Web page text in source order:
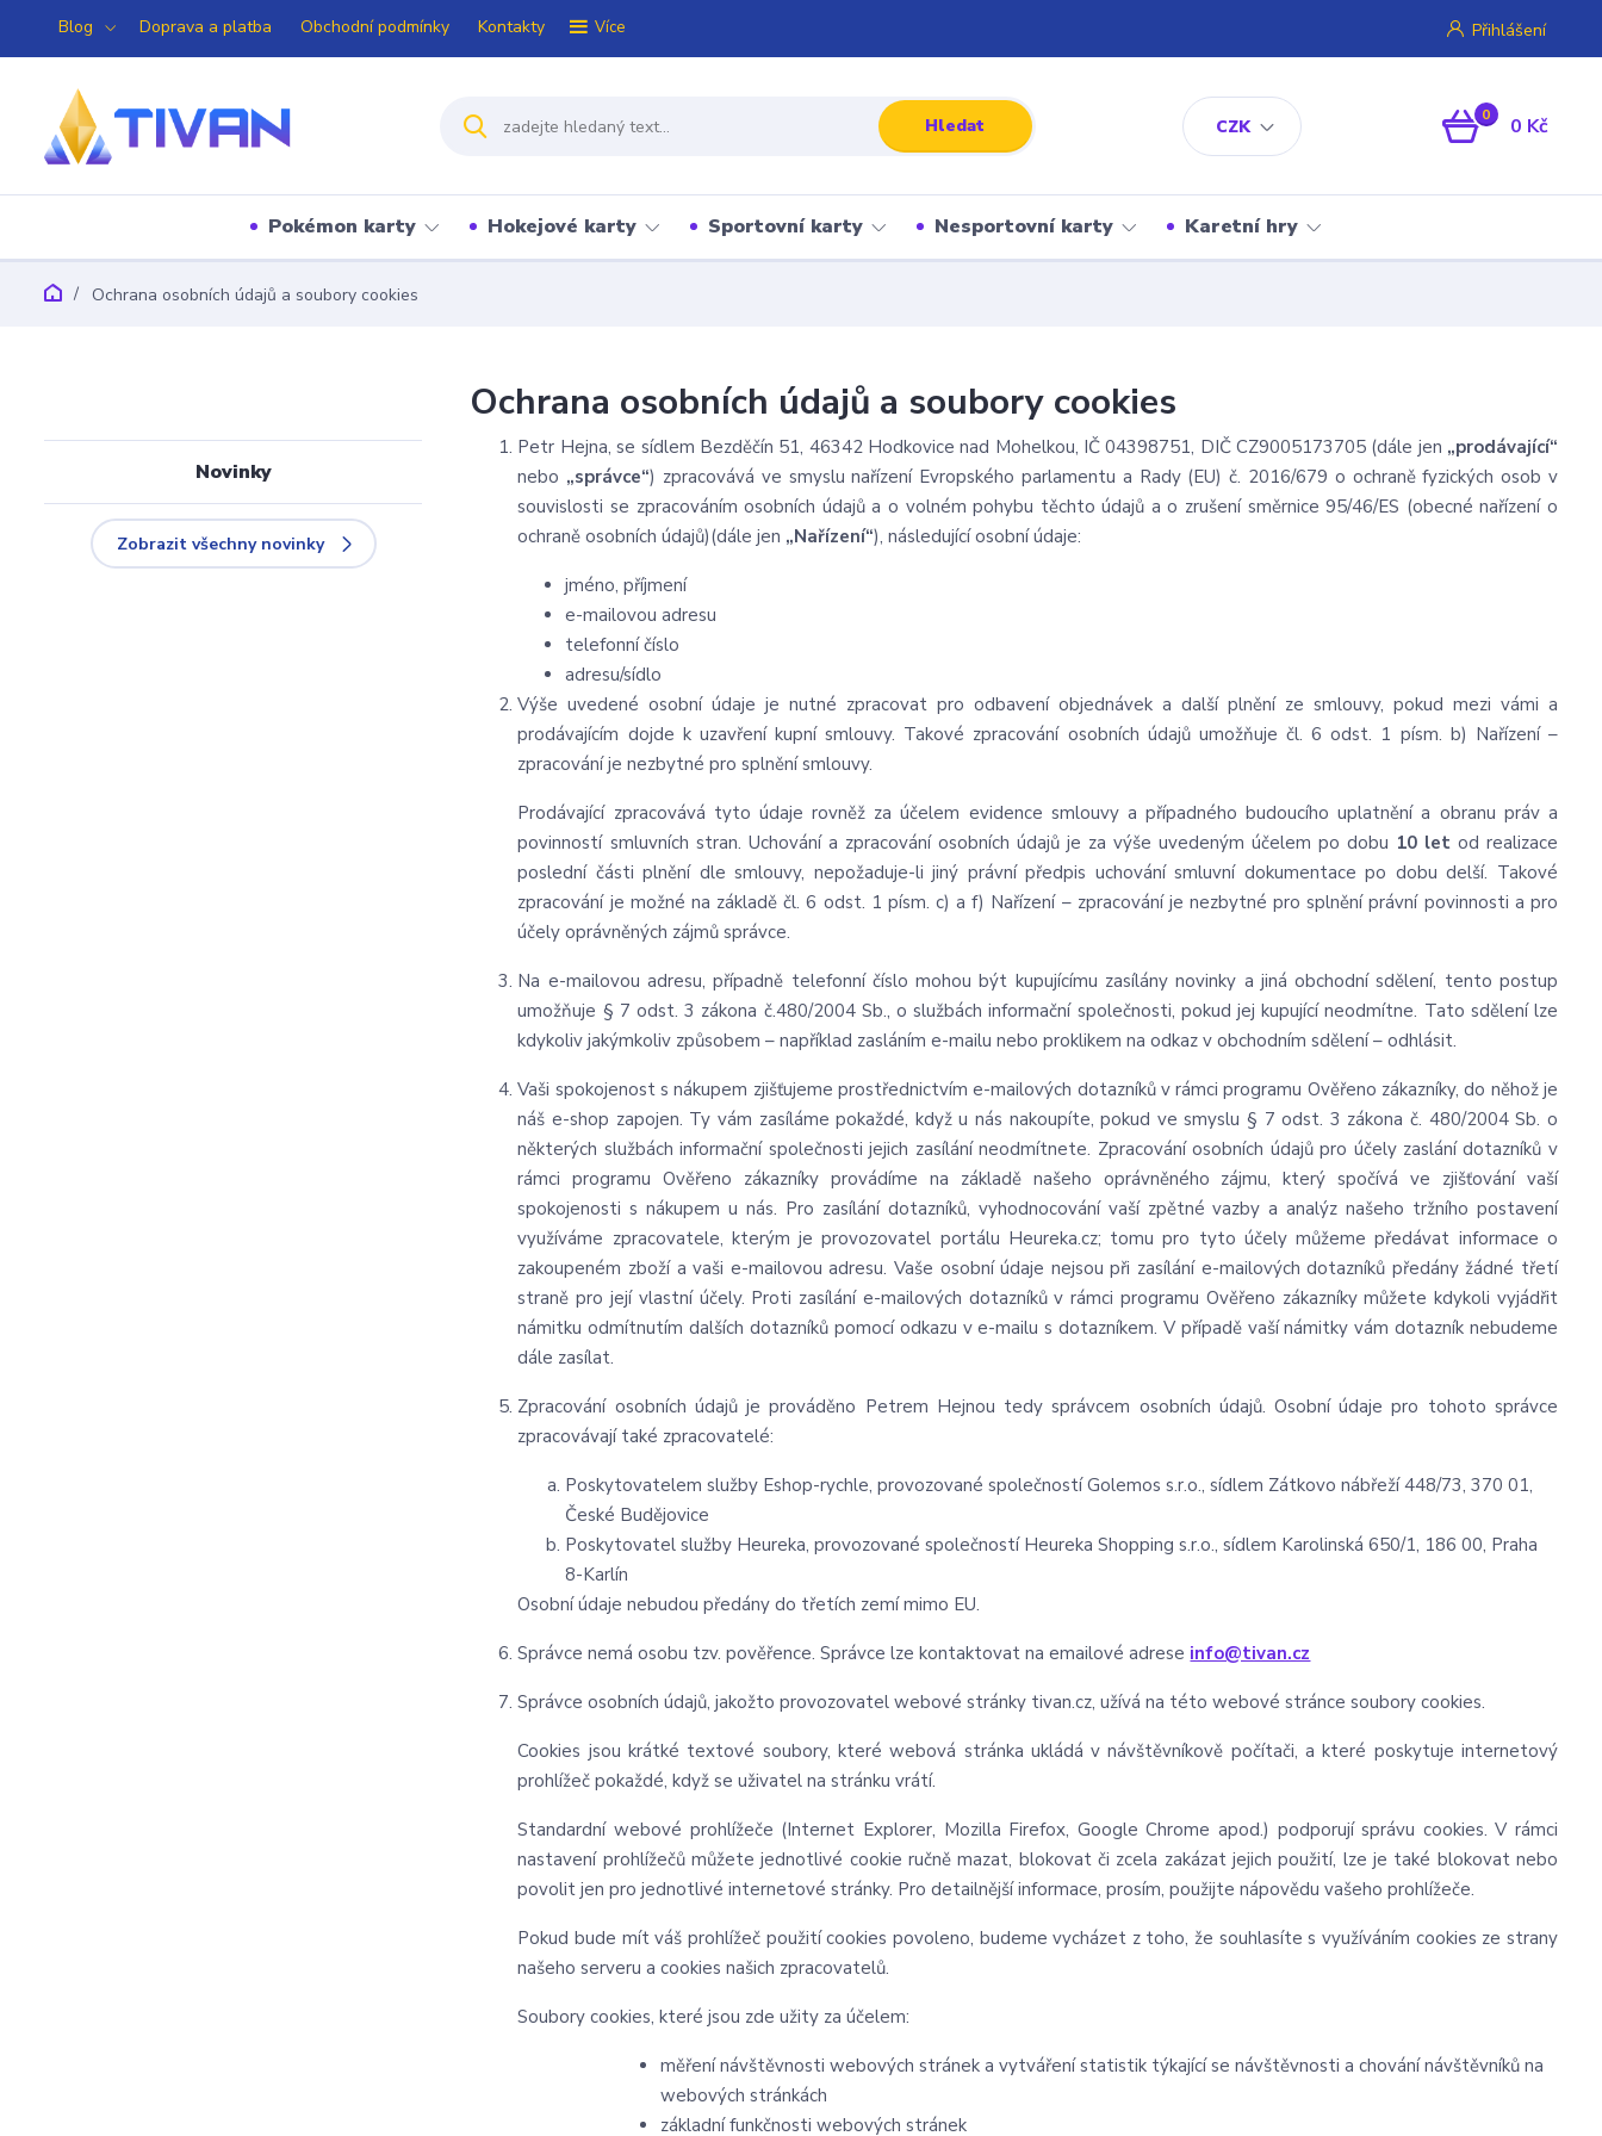
Blog Doprava a platba Obchodní podmínky Kontakty Více
CZK
Přihlášení
Hledat 0 0 Kč
Pokémon karty Hokejové karty Sportovní karty Nesportovní karty Karetní hry
Ochrana osobních údajů a soubory cookies
Novinky
Zobrazit všechny novinky
Ochrana osobních údajů a soubory cookies
Petr Hejna, se sídlem Bezděčín 51, 46342 Hodkovice nad Mohelkou, IČ 04398751, DIČ CZ9005173705 (dále jen „prodávající“
nebo „správce“) zpracovává ve smyslu nařízení Evropského parlamentu a Rady (EU) č. 2016/679 o ochraně fyzických osob v
souvislosti se zpracováním osobních údajů a o volném pohybu těchto údajů a o zrušení směrnice 95/46/ES (obecné nařízení o
ochraně osobních údajů)(dále jen „Nařízení“), následující osobní údaje:
jméno, příjmení
e-mailovou adresu
telefonní číslo
adresu/sídlo
Výše uvedené osobní údaje je nutné zpracovat pro odbavení objednávek a další plnění ze smlouvy, pokud mezi vámi a
prodávajícím dojde k uzavření kupní smlouvy. Takové zpracování osobních údajů umožňuje čl. 6 odst. 1 písm. b) Nařízení –
zpracování je nezbytné pro splnění smlouvy.
Prodávající zpracovává tyto údaje rovněž za účelem evidence smlouvy a případného budoucího uplatnění a obranu práv a
povinností smluvních stran. Uchování a zpracování osobních údajů je za výše uvedeným účelem po dobu 10 letod realizace
poslední části plnění dle smlouvy, nepožaduje-li jiný právní předpis uchování smluvní dokumentace po dobu delší. Takové
zpracování je možné na základě čl. 6 odst. 1 písm. c) a f) Nařízení – zpracování je nezbytné pro splnění právní povinnosti a pro
účely oprávněných zájmů správce.
Na e-mailovou adresu, případně telefonní číslo mohou být kupujícímu zasílány novinky a jiná obchodní sdělení, tento postup
umožňuje § 7 odst. 3 zákona č.480/2004 Sb., o službách informační společnosti, pokud jej kupující neodmítne. Tato sdělení lze
kdykoliv jakýmkoliv způsobem – například zasláním e-mailu nebo proklikem na odkaz v obchodním sdělení – odhlásit.
Vaši spokojenost s nákupem zjišťujeme prostřednictvím e-mailových dotazníků v rámci programu Ověřeno zákazníky, do něhož je
náš e-shop zapojen. Ty vám zasíláme pokaždé, když u nás nakoupíte, pokud ve smyslu § 7 odst. 3 zákona č. 480/2004 Sb. o
některých službách informační společnosti jejich zasílání neodmítnete. Zpracování osobních údajů pro účely zaslání dotazníků v
rámci programu Ověřeno zákazníky provádíme na základě našeho oprávněného zájmu, který spočívá ve zjišťování vaší
spokojenosti s nákupem u nás. Pro zasílání dotazníků, vyhodnocování vaší zpětné vazby a analýz našeho tržního postavení
využíváme zpracovatele, kterým je provozovatel portálu Heureka.cz; tomu pro tyto účely můžeme předávat informace o
zakoupeném zboží a vaši e-mailovou adresu. Vaše osobní údaje nejsou při zasílání e-mailových dotazníků předány žádné třetí
straně pro její vlastní účely. Proti zasílání e-mailových dotazníků v rámci programu Ověřeno zákazníky můžete kdykoli vyjádřit
námitku odmítnutím dalších dotazníků pomocí odkazu v e-mailu s dotazníkem. V případě vaší námitky vám dotazník nebudeme
dále zasílat.
Zpracování osobních údajů je prováděno Petrem Hejnou tedy správcem osobních údajů. Osobní údaje pro tohoto správce
zpracovávají také zpracovatelé:
Poskytovatelem služby Eshop-rychle, provozované společností Golemos s.r.o., sídlem Zátkovo nábřeží 448/73, 370 01,
České Budějovice
Poskytovatel služby Heureka, provozované společností Heureka Shopping s.r.o., sídlem Karolinská 650/1, 186 00, Praha
8-Karlín
Osobní údaje nebudou předány do třetích zemí mimo EU.
Správce nemá osobu tzv. pověřence. Správce lze kontaktovat na emailové adrese info@tivan.cz
Správce osobních údajů, jakožto provozovatel webové stránky tivan.cz, užívá na této webové stránce soubory cookies.
Cookies jsou krátké textové soubory, které webová stránka ukládá v návštěvníkově počítači, a které poskytuje internetový
prohlížeč pokaždé, když se uživatel na stránku vrátí.
Standardní webové prohlížeče (Internet Explorer, Mozilla Firefox, Google Chrome apod.) podporují správu cookies. V rámci
nastavení prohlížečů můžete jednotlivé cookie ručně mazat, blokovat či zcela zakázat jejich použití, lze je také blokovat nebo
povolit jen pro jednotlivé internetové stránky. Pro detailnější informace, prosím, použijte nápovědu vašeho prohlížeče.
Pokud bude mít váš prohlížeč použití cookies povoleno, budeme vycházet z toho, že souhlasíte s využíváním cookies ze strany
našeho serveru a cookies našich zpracovatelů.
Soubory cookies, které jsou zde užity za účelem:
měření návštěvnosti webových stránek a vytváření statistik týkající se návštěvnosti a chování návštěvníků na
webových stránkách
základní funkčnosti webových stránek